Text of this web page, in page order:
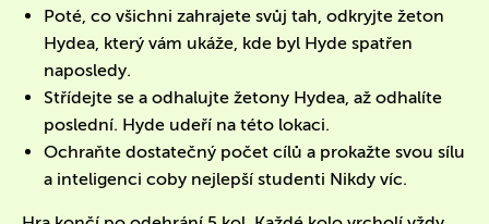
Poté, co všichni zahrajete svůj tah, odkryjte žeton
Hydea, který vám ukáže, kde byl Hyde spatřen
naposledy.
Střídejte se a odhalujte žetony Hydea, až odhalíte
poslední. Hyde udeří na této lokaci.
Ochraňte dostatečný počet cílů a prokažte svou sílu
a inteligenci coby nejlepší studenti Nikdy víc.